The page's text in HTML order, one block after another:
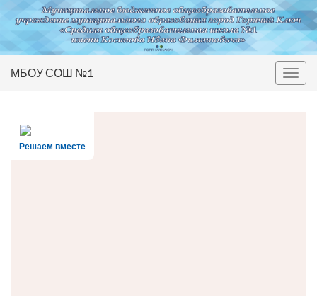
Вкл/
МБОУ СОШ №1
Решаем вместе